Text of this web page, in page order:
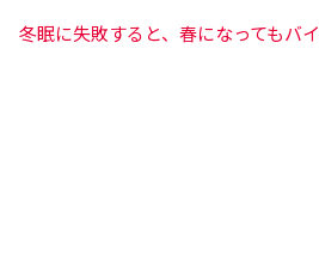
冬眠に失敗すると、春になってもバ